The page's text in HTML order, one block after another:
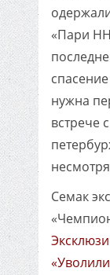
«Пари
нужна
встрече
несмотря
Семак